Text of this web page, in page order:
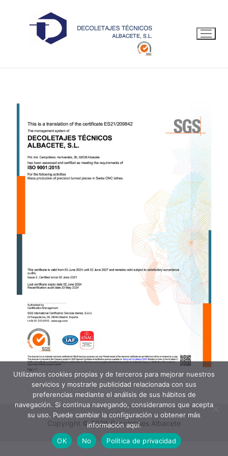
Copyright © 2026 Decoletajes Albacete
Utilizamos cookies propias y de terceros para mejorar nuestros
servicios y mostrarle publicidad relacionada con sus
preferencias mediante el análisis de sus hábitos de
navegación. Si continua navegando, consideramos que acepta
su uso. Puede cambiar la configuración u obtener más
información aquí.
OK
No Política de privacidad